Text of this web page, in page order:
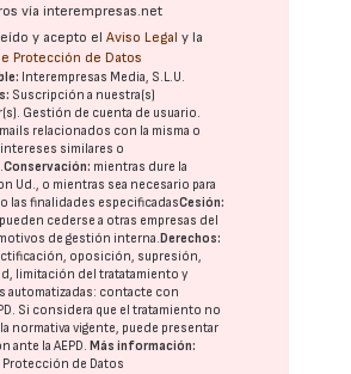
vía interempresas.net
y acepto elAviso Legal y la
Protección de Datos
Interempresas Media, S.L.U.
Suscripción a nuestra(s)
Gestión de cuenta de usuario.
relacionados con la misma o
similares o
Conservación: mientras dure la
Ud., o mientras sea necesario para
las finalidades especificadasCesión:
cederse a otras empresas del
de gestión interna. Derechos:
oposición, supresión,
limitación del tratatamiento y
automatizadas: contacte con
. Si considera que el tratamiento no
la normativa vigente, puede presentar
ante laAEPD. Más información:
Protección de Datos